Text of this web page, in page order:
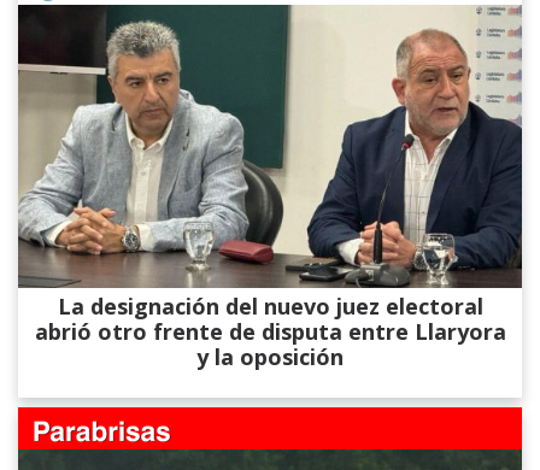
La designación del nuevo juez electoral
abrió otro frente de disputa entre Llaryora
y la oposición